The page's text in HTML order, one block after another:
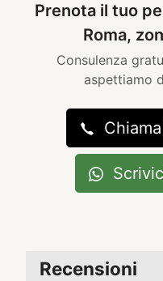
Prenota il tuo
Roma,
Consulenza
aspettiamo
Recensioni